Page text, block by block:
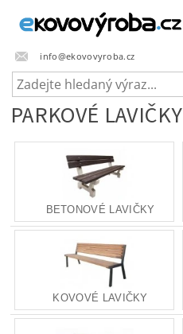
info@ekovovyroba.cz
PARKOVÉ LAVIČKY
BETONOVÉ LAVIČKY
KOVOVÉ LAVIČKY